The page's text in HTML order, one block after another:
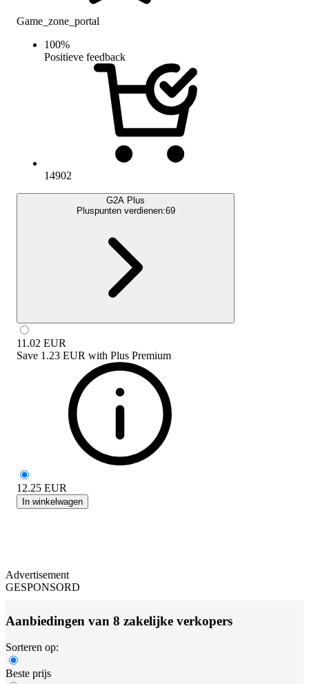
Game_zone_portal
100%
Positieve feedback
14902
G2A Plus
Pluspunten verdienen:69
11.02 EUR
Save 1.23 EUR with Plus Premium
12.25 EUR
In winkelwagen
Advertisement
GESPONSORD
Aanbiedingen van 8 zakelijke verkopers
Sorteren op:
Beste prijs